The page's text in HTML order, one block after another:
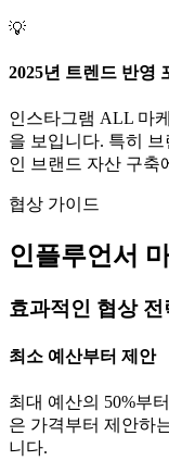
💡
2025년 트렌드 반영
인스타그램 ALL 마
을 보입니다. 특히 브
인 브랜드 자산 구축
협상 가이드
인플루언서
효과적인 협상 전
최소 예산부터 제안
최대 예산의 50%부
은 가격부터 제안하
니다.